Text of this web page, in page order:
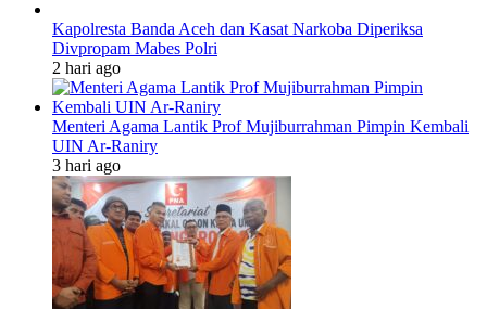
Kapolresta Banda Aceh dan Kasat Narkoba Diperiksa
Divpropam Mabes Polri
2 hari ago
Menteri Agama Lantik Prof Mujiburrahman Pimpin Kembali
UIN Ar-Raniry
3 hari ago